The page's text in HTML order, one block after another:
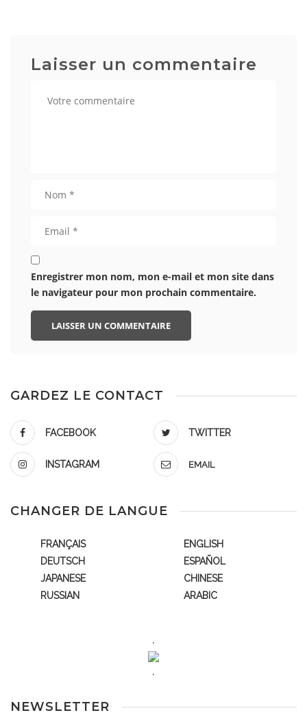
Laisser un commentaire
Enregistrer mon nom, mon e-mail et mon site dans
le navigateur pour mon prochain commentaire.
GARDEZ LE CONTACT
FACEBOOK TWITTER
INSTAGRAM EMAIL
CHANGER DE LANGUE
FRANÇAIS
ENGLISH
DEUTSCH
ESPAÑOL
JAPANESE
CHINESE
RUSSIAN
ARABIC
.
.
NEWSLETTER